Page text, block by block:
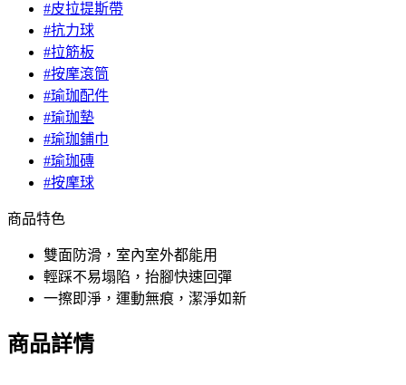
#皮拉提斯帶
#抗力球
#拉筋板
#按摩滾筒
#瑜珈配件
#瑜珈墊
#瑜珈鋪巾
#瑜珈磚
#按摩球
商品特色
雙面防滑，室內室外都能用
輕踩不易塌陷，抬腳快速回彈
一擦即淨，運動無痕，潔淨如新
商品詳情